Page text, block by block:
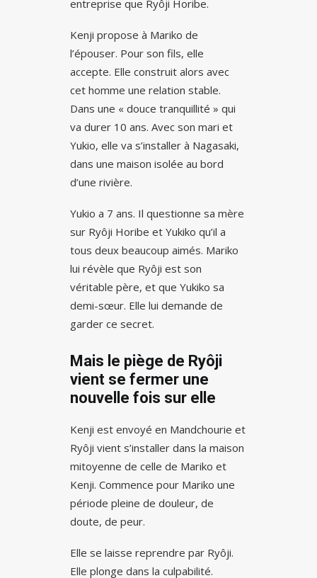
entreprise que Ryôji Horibe.
Kenji propose à Mariko de
l’épouser. Pour son fils, elle
accepte. Elle construit alors avec
cet homme une relation stable.
Dans une « douce tranquillité » qui
va durer 10 ans. Avec son mari et
Yukio, elle va s’installer à Nagasaki,
dans une maison isolée au bord
d’une rivière.
Yukio a 7 ans. Il questionne sa mère
sur Ryôji Horibe et Yukiko qu’il a
tous deux beaucoup aimés. Mariko
lui révèle que Ryôji est son
véritable père, et que Yukiko sa
demi-sœur. Elle lui demande de
garder ce secret.
Mais le piège de Ryôji
vient se fermer une
nouvelle fois sur elle
Kenji est envoyé en Mandchourie et
Ryôji vient s’installer dans la maison
mitoyenne de celle de Mariko et
Kenji. Commence pour Mariko une
période pleine de douleur, de
doute, de peur.
Elle se laisse reprendre par Ryôji.
Elle plonge dans la culpabilité.